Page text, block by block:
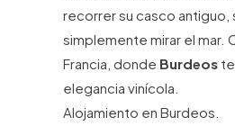
recorrer su casco antiguo,
simplemente mirar el mar.
Francia, donde Burdeos
elegancia vinícola.
Alojamiento en Burdeos.